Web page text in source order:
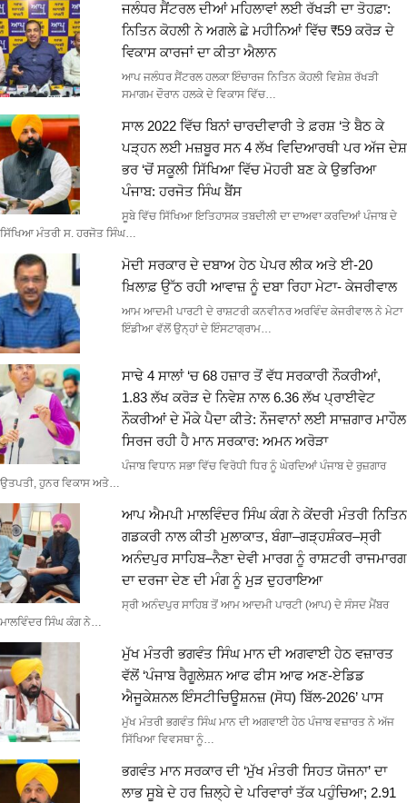
ਜਲੰਧਰ ਸੈਂਟਰਲ ਦੀਆਂ ਮਹਿਲਾਵਾਂ ਲਈ ਰੱਖੜੀ ਦਾ ਤੋਹਫ਼ਾ:
ਨਿਤਿਨ ਕੋਹਲੀ ਨੇ ਅਗਲੇ ਛੇ ਮਹੀਨਿਆਂ ਵਿੱਚ ₹59 ਕਰੋੜ ਦੇ
ਵਿਕਾਸ ਕਾਰਜਾਂ ਦਾ ਕੀਤਾ ਐਲਾਨ
ਆਪ ਜਲੰਧਰ ਸੈਂਟਰਲ ਹਲਕਾ ਇੰਚਾਰਜ ਨਿਤਿਨ ਕੋਹਲੀ ਵਿਸ਼ੇਸ਼ ਰੱਖੜੀ
ਸਮਾਗਮ ਦੌਰਾਨ ਹਲਕੇ ਦੇ ਵਿਕਾਸ ਵਿੱਚ…
ਸਾਲ 2022 ਵਿੱਚ ਬਿਨਾਂ ਚਾਰਦੀਵਾਰੀ ਤੇ ਫ਼ਰਸ਼ ‘ਤੇ ਬੈਠ ਕੇ
ਪੜ੍ਹਨ ਲਈ ਮਜ਼ਬੂਰ ਸਨ 4 ਲੱਖ ਵਿਦਿਆਰਥੀ ਪਰ ਅੱਜ ਦੇਸ਼
ਭਰ ‘ਚੋਂ ਸਕੂਲੀ ਸਿੱਖਿਆ ਵਿੱਚ ਮੋਹਰੀ ਬਣ ਕੇ ਉਭਰਿਆ
ਪੰਜਾਬ: ਹਰਜੋਤ ਸਿੰਘ ਬੈਂਸ
ਸੂਬੇ ਵਿੱਚ ਸਿੱਖਿਆ ਇਤਿਹਾਸਕ ਤਬਦੀਲੀ ਦਾ ਦਾਅਵਾ ਕਰਦਿਆਂ ਪੰਜਾਬ ਦੇ
ਸਿੱਖਿਆ ਮੰਤਰੀ ਸ. ਹਰਜੋਤ ਸਿੰਘ…
ਮੋਦੀ ਸਰਕਾਰ ਦੇ ਦਬਾਅ ਹੇਠ ਪੇਪਰ ਲੀਕ ਅਤੇ ਈ-20
ਖ਼ਿਲਾਫ਼ ਉੱਠ ਰਹੀ ਆਵਾਜ਼ ਨੂੰ ਦਬਾ ਰਿਹਾ ਮੇਟਾ- ਕੇਜਰੀਵਾਲ
ਆਮ ਆਦਮੀ ਪਾਰਟੀ ਦੇ ਰਾਸ਼ਟਰੀ ਕਨਵੀਨਰ ਅਰਵਿੰਦ ਕੇਜਰੀਵਾਲ ਨੇ ਮੇਟਾ
ਇੰਡੀਆ ਵੱਲੋਂ ਉਨ੍ਹਾਂ ਦੇ ਇੰਸਟਾਗ੍ਰਾਮ…
ਸਾਢੇ 4 ਸਾਲਾਂ ‘ਚ 68 ਹਜ਼ਾਰ ਤੋਂ ਵੱਧ ਸਰਕਾਰੀ ਨੌਕਰੀਆਂ,
1.83 ਲੱਖ ਕਰੋੜ ਦੇ ਨਿਵੇਸ਼ ਨਾਲ 6.36 ਲੱਖ ਪ੍ਰਾਈਵੇਟ
ਨੌਕਰੀਆਂ ਦੇ ਮੌਕੇ ਪੈਦਾ ਕੀਤੇ: ਨੌਜਵਾਨਾਂ ਲਈ ਸਾਜ਼ਗਾਰ ਮਾਹੌਲ
ਸਿਰਜ ਰਹੀ ਹੈ ਮਾਨ ਸਰਕਾਰ: ਅਮਨ ਅਰੋੜਾ
ਪੰਜਾਬ ਵਿਧਾਨ ਸਭਾ ਵਿੱਚ ਵਿਰੋਧੀ ਧਿਰ ਨੂੰ ਘੇਰਦਿਆਂ ਪੰਜਾਬ ਦੇ ਰੁਜ਼ਗਾਰ
ਉਤਪਤੀ, ਹੁਨਰ ਵਿਕਾਸ ਅਤੇ…
ਆਪ ਐਮਪੀ ਮਾਲਵਿੰਦਰ ਸਿੰਘ ਕੰਗ ਨੇ ਕੇਂਦਰੀ ਮੰਤਰੀ ਨਿਤਿਨ
ਗਡਕਰੀ ਨਾਲ ਕੀਤੀ ਮੁਲਾਕਾਤ, ਬੰਗਾ–ਗੜ੍ਹਸ਼ੰਕਰ–ਸ੍ਰੀ
ਅਨੰਦਪੁਰ ਸਾਹਿਬ–ਨੈਣਾ ਦੇਵੀ ਮਾਰਗ ਨੂੰ ਰਾਸ਼ਟਰੀ ਰਾਜਮਾਰਗ
ਦਾ ਦਰਜਾ ਦੇਣ ਦੀ ਮੰਗ ਨੂੰ ਮੁੜ ਦੁਹਰਾਇਆ
ਸ੍ਰੀ ਅਨੰਦਪੁਰ ਸਾਹਿਬ ਤੋਂ ਆਮ ਆਦਮੀ ਪਾਰਟੀ (ਆਪ) ਦੇ ਸੰਸਦ ਮੈਂਬਰ
ਮਾਲਵਿੰਦਰ ਸਿੰਘ ਕੰਗ ਨੇ…
ਮੁੱਖ ਮੰਤਰੀ ਭਗਵੰਤ ਸਿੰਘ ਮਾਨ ਦੀ ਅਗਵਾਈ ਹੇਠ ਵਜ਼ਾਰਤ
ਵੱਲੋਂ ‘ਪੰਜਾਬ ਰੈਗੂਲੇਸ਼ਨ ਆਫ ਫੀਸ ਆਫ ਅਣ-ਏਡਿਡ
ਐਜੂਕੇਸ਼ਨਲ ਇੰਸਟੀਚਿਊਸ਼ਨਜ਼ (ਸੋਧ) ਬਿੱਲ-2026’ ਪਾਸ
ਮੁੱਖ ਮੰਤਰੀ ਭਗਵੰਤ ਸਿੰਘ ਮਾਨ ਦੀ ਅਗਵਾਈ ਹੇਠ ਪੰਜਾਬ ਵਜ਼ਾਰਤ ਨੇ ਅੱਜ
ਸਿੱਖਿਆ ਵਿਵਸਥਾ ਨੂੰ…
ਭਗਵੰਤ ਮਾਨ ਸਰਕਾਰ ਦੀ ‘ਮੁੱਖ ਮੰਤਰੀ ਸਿਹਤ ਯੋਜਨਾ’ ਦਾ
ਲਾਭ ਸੂਬੇ ਦੇ ਹਰ ਜ਼ਿਲ੍ਹੇ ਦੇ ਪਰਿਵਾਰਾਂ ਤੱਕ ਪਹੁੰਚਿਆ; 2.91